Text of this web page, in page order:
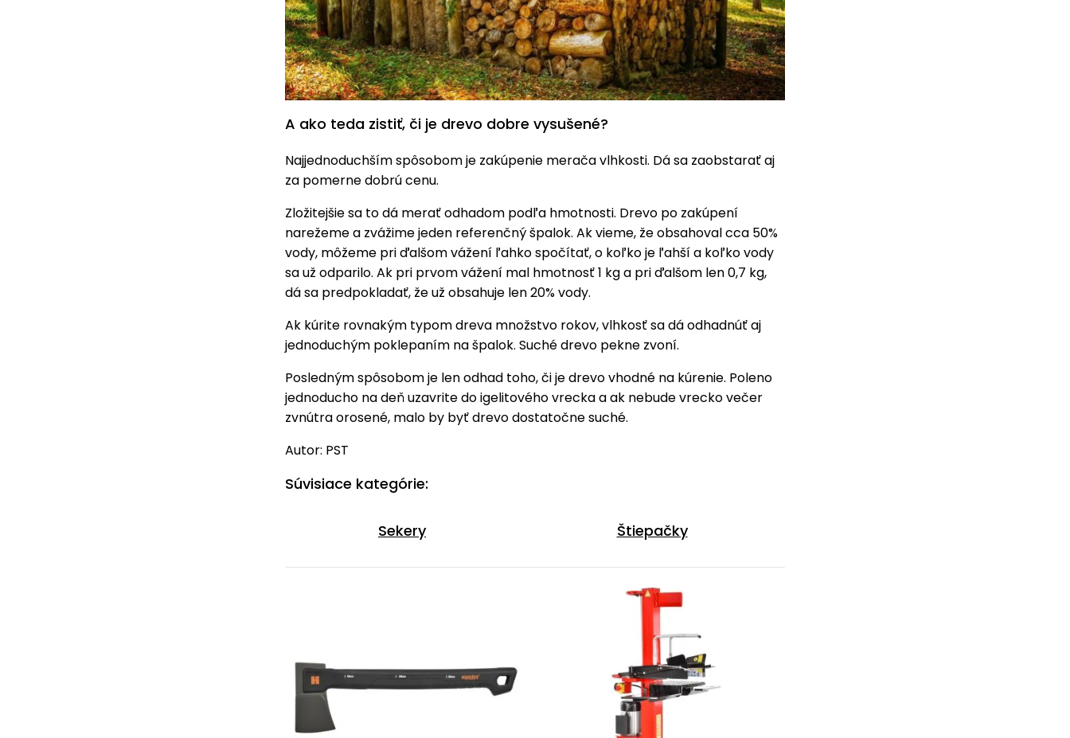
A ako teda zistiť, či je drevo dobre vysušené?
Najjednoduchším spôsobom je zakúpenie merača vlhkosti. Dá sa zaobstarať aj
za pomerne dobrú cenu.
Zložitejšie sa to dá merať odhadom podľa hmotnosti. Drevo po zakúpení
narežeme a zvážime jeden referenčný špalok. Ak vieme, že obsahoval cca 50%
vody, môžeme pri ďalšom vážení ľahko spočítať, o koľko je ľahší a koľko vody
sa už odparilo. Ak pri prvom vážení mal hmotnosť 1 kg a pri ďalšom len 0,7 kg,
dá sa predpokladať, že už obsahuje len 20% vody.
Ak kúrite rovnakým typom dreva množstvo rokov, vlhkosť sa dá odhadnúť aj
jednoduchým poklepaním na špalok. Suché drevo pekne zvoní.
Posledným spôsobom je len odhad toho, či je drevo vhodné na kúrenie. Poleno
jednoducho na deň uzavrite do igelitového vrecka a ak nebude vrecko večer
zvnútra orosené, malo by byť drevo dostatočne suché.
Autor: PST
Súvisiace kategórie:
Sekery Štiepačky